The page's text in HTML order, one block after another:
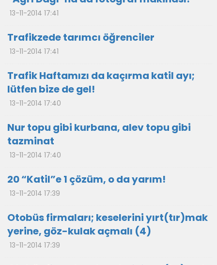
13-11-2014 17:41
Trafikzede tarımcı öğrenciler
13-11-2014 17:41
Trafik Haftamızı da kaçırma katil ayı;
lütfen bize de gel!
13-11-2014 17:40
Nur topu gibi kurbana, alev topu gibi
tazminat
13-11-2014 17:40
20 “Katil”e 1 çözüm, o da yarım!
13-11-2014 17:39
Otobüs firmaları; keselerini yırt(tır)mak
yerine, göz-kulak açmalı (4)
13-11-2014 17:39